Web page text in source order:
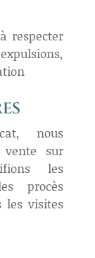
respecter
nous
vente sur
les
procès
les visites